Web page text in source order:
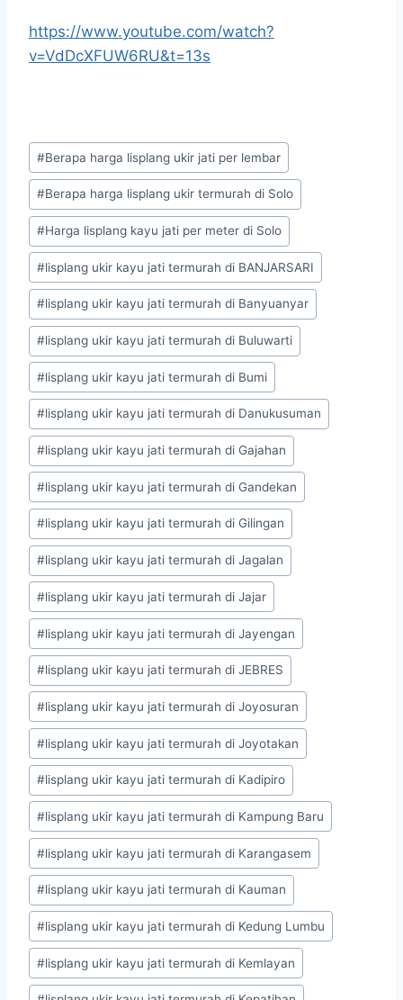
https://www.youtube.com/watch?
v=VdDcXFUW6RU&t=13s
#Berapa harga lisplang ukir jati per lembar
#Berapa harga lisplang ukir termurah di Solo
#Harga lisplang kayu jati per meter di Solo
#lisplang ukir kayu jati termurah di BANJARSARI
#lisplang ukir kayu jati termurah di Banyuanyar
#lisplang ukir kayu jati termurah di Buluwarti
#lisplang ukir kayu jati termurah di Bumi
#lisplang ukir kayu jati termurah di Danukusuman
#lisplang ukir kayu jati termurah di Gajahan
#lisplang ukir kayu jati termurah di Gandekan
#lisplang ukir kayu jati termurah di Gilingan
#lisplang ukir kayu jati termurah di Jagalan
#lisplang ukir kayu jati termurah di Jajar
#lisplang ukir kayu jati termurah di Jayengan
#lisplang ukir kayu jati termurah di JEBRES
#lisplang ukir kayu jati termurah di Joyosuran
#lisplang ukir kayu jati termurah di Joyotakan
#lisplang ukir kayu jati termurah di Kadipiro
#lisplang ukir kayu jati termurah di Kampung Baru
#lisplang ukir kayu jati termurah di Karangasem
#lisplang ukir kayu jati termurah di Kauman
#lisplang ukir kayu jati termurah di Kedung Lumbu
#lisplang ukir kayu jati termurah di Kemlayan